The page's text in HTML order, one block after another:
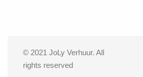
© 2021 JoLy Verhuur. All
rights reserved